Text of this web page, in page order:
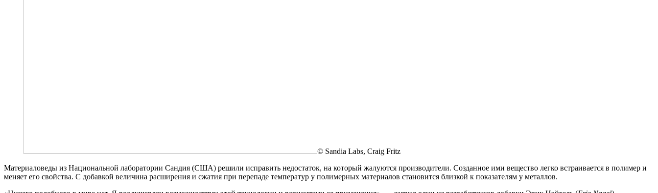
© Sandia Labs, Craig Fritz
Материаловеды из Национальной лаборатории Сандия (США) решили исправить недостаток, на который жалуются производители. Созданное ими вещество легко встраивается в полимер и
меняет его свойства. С добавкой величина расширения и сжатия при перепаде температур у полимерных материалов становится близкой к показателям у металлов.